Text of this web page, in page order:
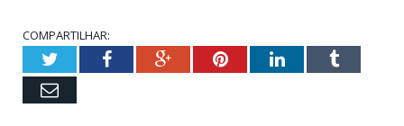
COMPARTILHAR:
TwitterFacebookGoogle+PinterestLinkedInTumblr
Email